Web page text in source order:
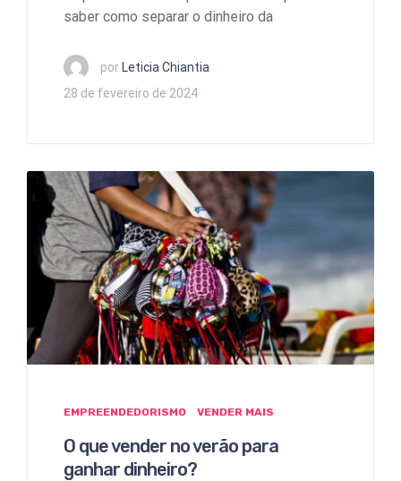
saber como separar o dinheiro da
por Leticia Chiantia
28 de fevereiro de 2024
EMPREENDEDORISMO VENDER MAIS
O que vender no verão para
ganhar dinheiro?